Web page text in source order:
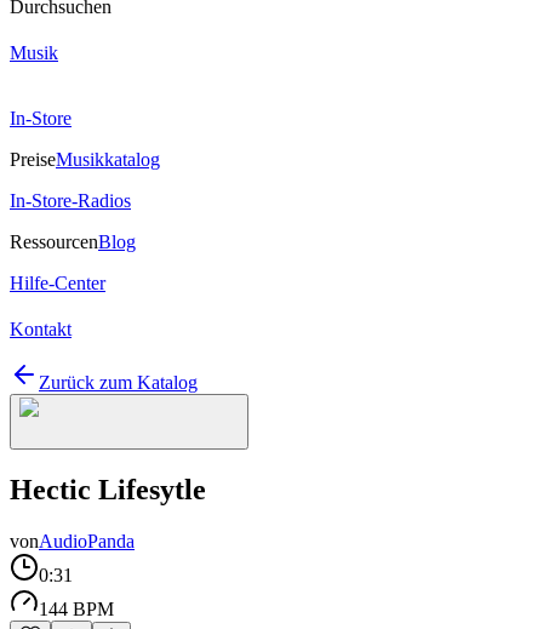
Durchsuchen
Musik
In-Store
PreiseMusikkatalog
In-Store-Radios
RessourcenBlog
Hilfe-Center
Kontakt
Zurück zum Katalog
Hectic Lifesytle
vonAudioPanda
0:31
144 BPM